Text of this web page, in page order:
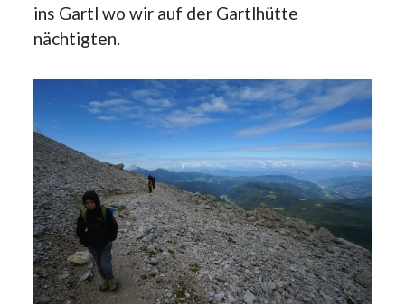
ins Gartl wo wir auf der Gartlhütte
nächtigten.